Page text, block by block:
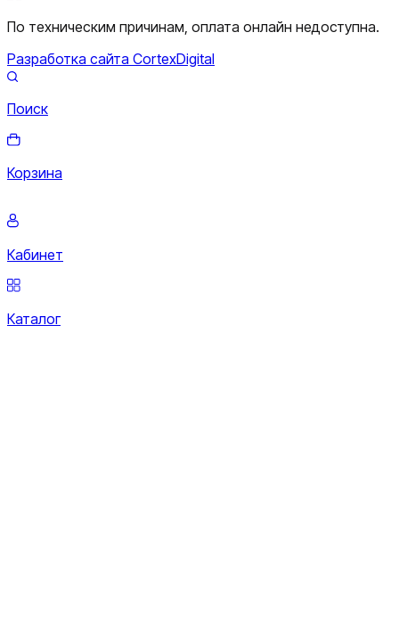
По техническим причинам, оплата онлайн недоступна.
Разработка сайта CortexDigital
Поиск
Корзина
Кабинет
Каталог